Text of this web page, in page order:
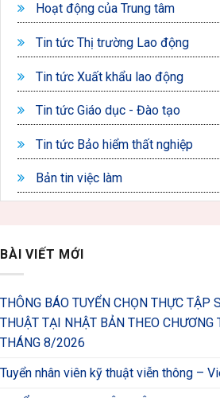
Hoạt động của Trung tâm
Tin tức Thị trường Lao động
Tin tức Xuất khẩu lao động
Tin tức Giáo dục - Đào tạo
Tin tức Bảo hiểm thất nghiệp
Bản tin việc làm
BÀI VIẾT MỚI
THÔNG BÁO TUYỂN CHỌN THỰC
THUẬT TẠI NHẬT BẢN THEO
THÁNG 8/2026
Tuyển nhân viên kỹ thuật viễn thông –